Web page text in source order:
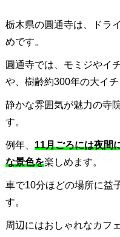
栃木県の圓通寺は、ドラ
めです。
圓通寺では、モミジやイ
や、樹齢約300年の大イチ
静かな雰囲気が魅力の寺
す。
例年、 11月ごろには夜間
な景色を楽しめます。
車で10分ほどの場所に益
す。
周辺にはおしゃれなカフ